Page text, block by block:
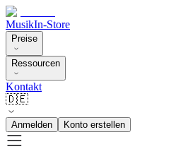
MusikIn-Store
Preise
Ressourcen
Kontakt
🇩🇪
Anmelden Konto erstellen